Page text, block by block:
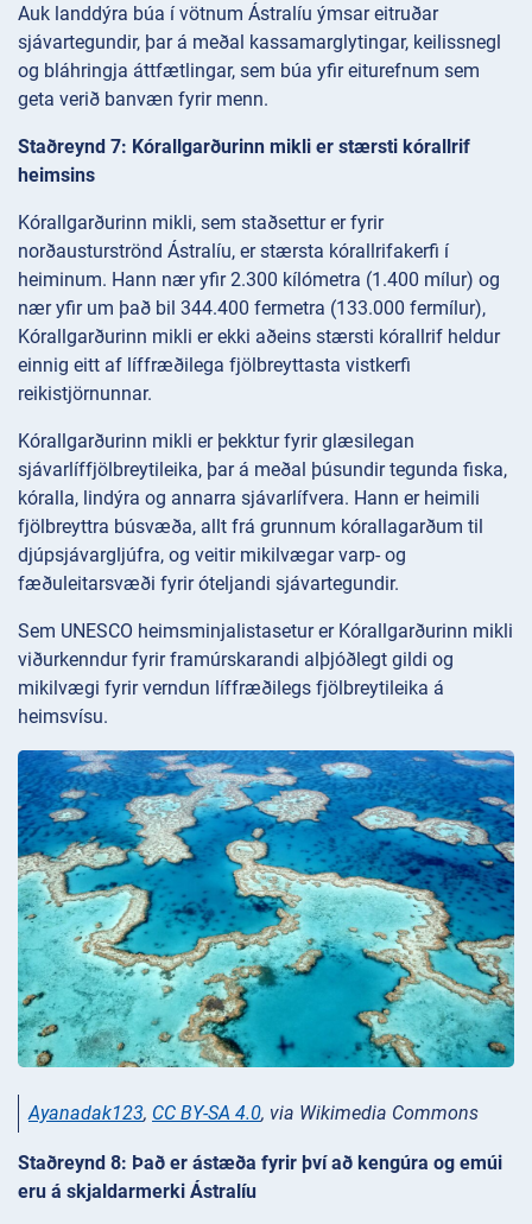
Auk landdýra búa í vötnum Ástralíu ýmsar eitruðar
sjávartegundir, þar á meðal kassamarglytingar, keilissnegl
og bláhringja áttfætlingar, sem búa yfir eiturefnum sem
geta verið banvæn fyrir menn.
Staðreynd 7: Kórallgarðurinn mikli er stærsti kórallrif
heimsins
Kórallgarðurinn mikli, sem staðsettur er fyrir
norðausturströnd Ástralíu, er stærsta kórallrifakerfi í
heiminum. Hann nær yfir 2.300 kílómetra (1.400 mílur) og
nær yfir um það bil 344.400 fermetra (133.000 fermílur),
Kórallgarðurinn mikli er ekki aðeins stærsti kórallrif heldur
einnig eitt af líffræðilega fjölbreyttasta vistkerfi
reikistjörnunnar.
Kórallgarðurinn mikli er þekktur fyrir glæsilegan
sjávarlíffjölbreytileika, þar á meðal þúsundir tegunda fiska,
kóralla, lindýra og annarra sjávarlífvera. Hann er heimili
fjölbreyttra búsvæða, allt frá grunnum kórallagarðum til
djúpsjávargljúfra, og veitir mikilvægar varp- og
fæðuleitarsvæði fyrir óteljandi sjávartegundir.
Sem UNESCO heimsminjalistasetur er Kórallgarðurinn mikli
viðurkenndur fyrir framúrskarandi alþjóðlegt gildi og
mikilvægi fyrir verndun líffræðilegs fjölbreytileika á
heimsvísu.
Ayanadak123, CC BY-SA 4.0, via Wikimedia Commons
Staðreynd 8: Það er ástæða fyrir því að kengúra og emúi
eru á skjaldarmerki Ástralíu